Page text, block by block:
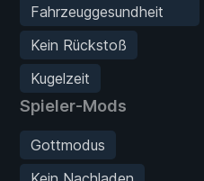
Fahrzeuggesundheit
Kein Rückstoß
Kugelzeit
Spieler-Mods
Gottmodus